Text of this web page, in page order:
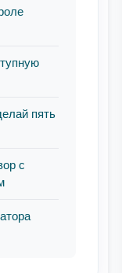
пять
с